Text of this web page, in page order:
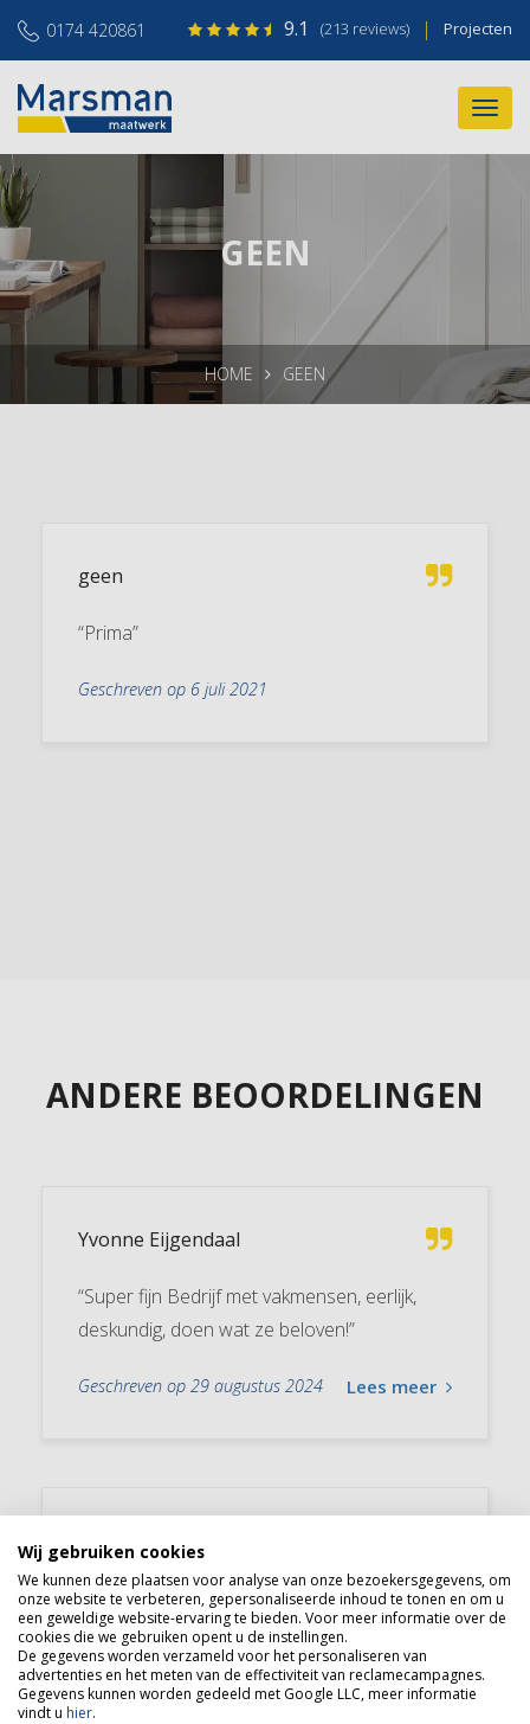
0174 420861 9.1 (213 reviews) | Projecten
GEEN
HOME GEEN
geen
“Prima”
Geschreven op 6 juli 2021
ANDERE BEOORDELINGEN
Yvonne Eijgendaal
“Super fijn Bedrijf met vakmensen, eerlijk,
deskundig, doen wat ze beloven!”
Geschreven op 29 augustus 2024 Lees meer
Jolanda Barz
“Goed werk afgeleverd en goede
samenwerking”
Geschreven op 13 september 2021 Lees meer
Wij gebruiken cookies
We kunnen deze plaatsen voor analyse van onze bezoekersgegevens, om
onze website te verbeteren, gepersonaliseerde inhoud te tonen en om u
een geweldige website-ervaring te bieden. Voor meer informatie over de
cookies die we gebruiken opent u de instellingen.
De gegevens worden verzameld voor het personaliseren van
advertenties en het meten van de effectiviteit van reclamecampagnes.
Gegevens kunnen worden gedeeld met Google LLC, meer informatie
vindt u hier.